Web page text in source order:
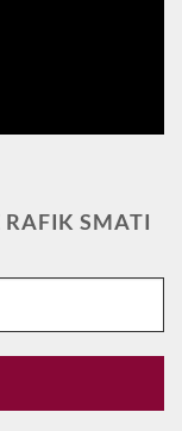
RAFIK SMATI